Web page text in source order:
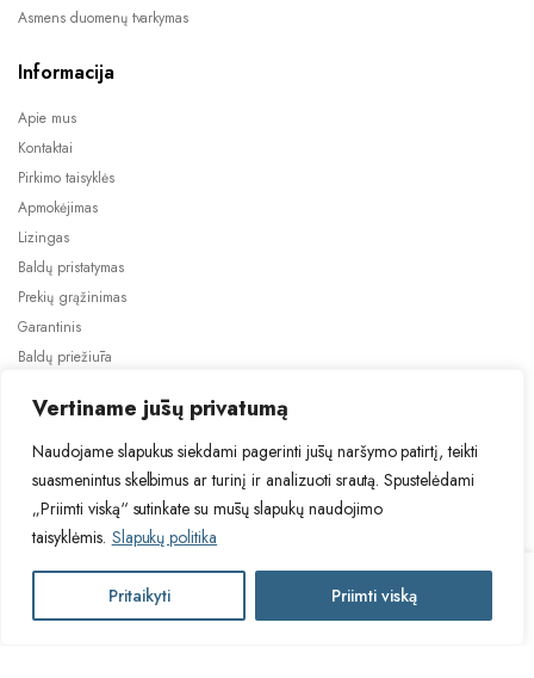
Vertiname jūsų privatumą
Naudojame slapukus siekdami pagerinti jūsų naršymo patirtį, teikti
suasmenintus skelbimus ar turinį ir analizuoti srautą. Spustelėdami
„Priimti viską“ sutinkate su mūsų slapukų naudojimo
taisyklėmis. Slapukų politika
Pritaikyti Priimti viskąĮ krepšelį
Asmens duomenų tvarkymas
Informacija
Apie mus
Kontaktai
Pirkimo taisyklės
Apmokėjimas
Lizingas
Baldų pristatymas
Prekių grąžinimas
Garantinis
Baldų priežiūra
2024 © Visos teisės saugomos. Be TauBaldai.lt sutikimo draudžiama
Asmens duomenų tvarkymas